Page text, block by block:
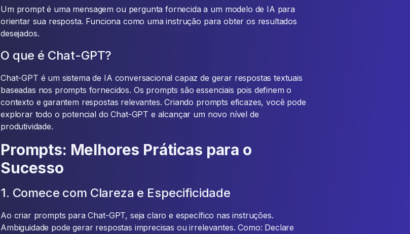
Um prompt é uma mensagem ou pergunta fornecida a um modelo de IA para
orientar sua resposta. Funciona como uma instrução para obter os resultados
desejados.
O que é Chat-GPT?
Chat-GPT é um sistema de IA conversacional capaz de gerar respostas textuais
baseadas nos prompts fornecidos. Os prompts são essenciais pois definem o
contexto e garantem respostas relevantes. Criando prompts eficazes, você pode
explorar todo o potencial do Chat-GPT e alcançar um novo nível de
produtividade.
Prompts: Melhores Práticas para o
Sucesso
1. Comece com Clareza e Especificidade
Ao criar prompts para Chat-GPT, seja claro e específico nas instruções.
Ambiguidade pode gerar respostas imprecisas ou irrelevantes. Como: Declare